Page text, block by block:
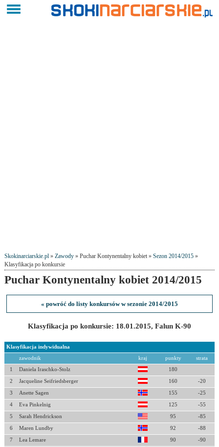
Skokinarciarskie.pl» Zawody» Puchar Kontynentalny kobiet » Sezon 2014/2015»
Klasyfikacja po konkursie
Puchar Kontynentalny kobiet 2014/2015
« powróć do listy konkursów w sezonie 2014/2015
Klasyfikacja po konkursie: 18.01.2015, Falun K-90
Klasyfikacja indywidualna
zawodnik kraj punkty strata
1 Daniela Iraschko-Stolz 180
2 Jacqueline Seifriedsberger 160 -20
3 Anette Sagen 155 -25
4 Eva Pinkelnig 125 -55
5 Sarah Hendrickson 95 -85
6 Maren Lundby 92 -88
7 Lea Lemare 90 -90